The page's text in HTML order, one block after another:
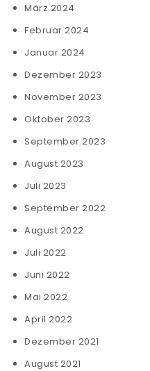
März 2024
Februar 2024
Januar 2024
Dezember 2023
November 2023
Oktober 2023
September 2023
August 2023
Juli 2023
September 2022
August 2022
Juli 2022
Juni 2022
Mai 2022
April 2022
Dezember 2021
August 2021